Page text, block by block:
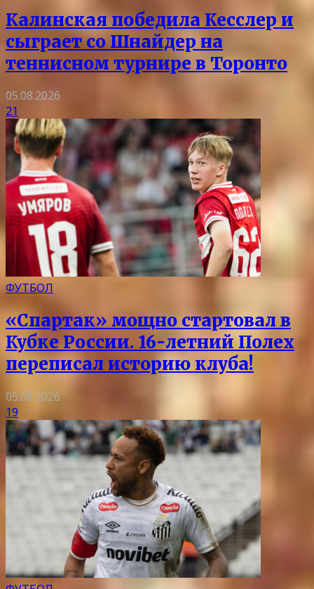
Калинская победила Кесслер и
сыграет со Шнайдер на
теннисном турнире в Торонто
05.08.2026
21
ФУТБОЛ
«Спартак» мощно стартовал в
Кубке России. 16-летний Полех
переписал историю клуба!
05.08.2026
19